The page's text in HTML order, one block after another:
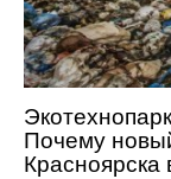
Почему
Красноярска